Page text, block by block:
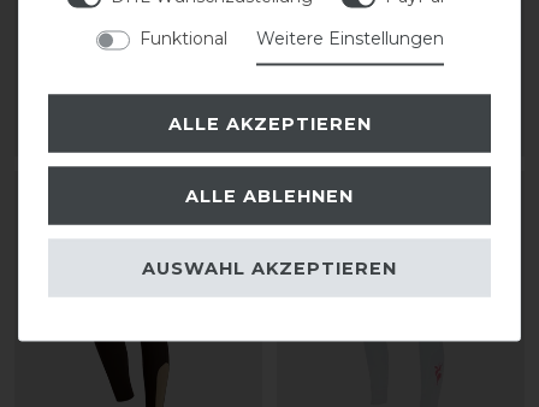
ARTIKEL MERKEN
statt 149,95 €
ARTIKEL MERKEN
Funktional
Weitere Einstellungen
ALLE AKZEPTIEREN
ALLE ABLEHNEN
AUSWAHL AKZEPTIEREN